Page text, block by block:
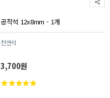
공작석 12x8mm - 1개
천연석
3,700원